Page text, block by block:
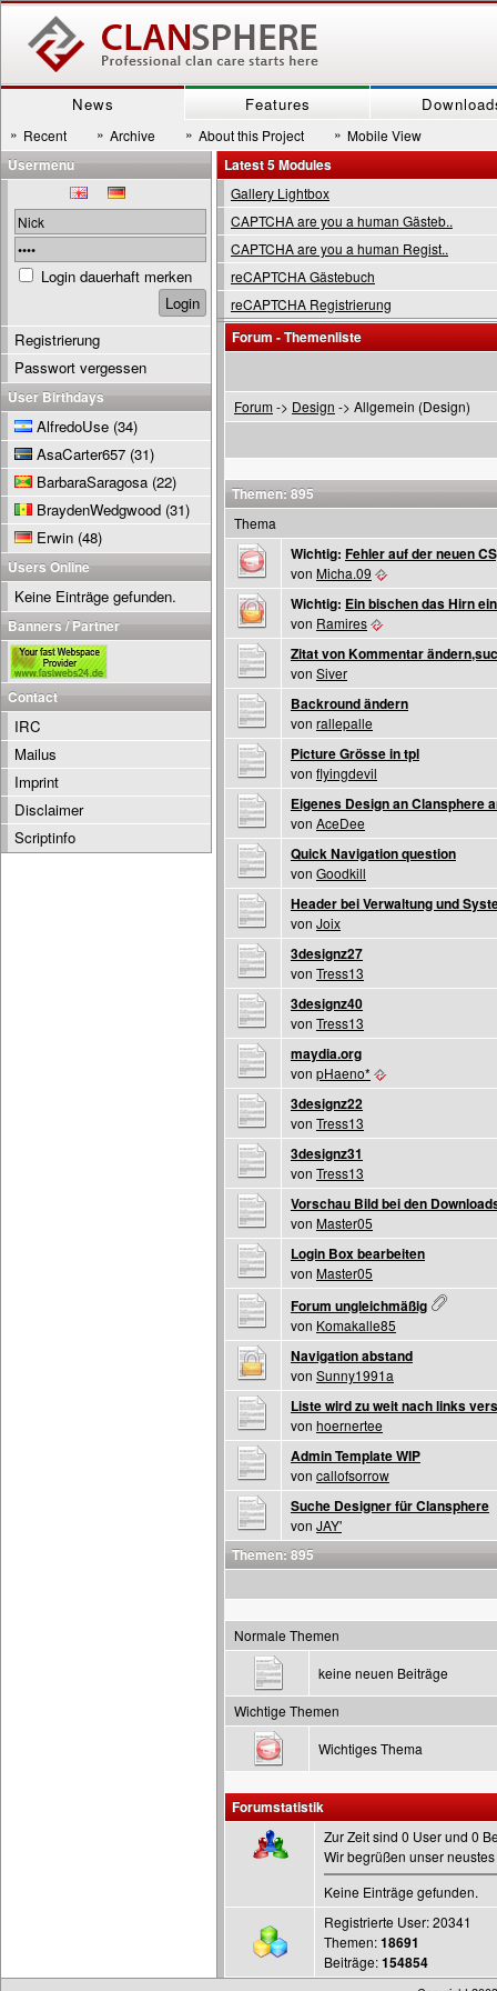
News Features
» Recent » Archive » About this Project » Mobile View
Latest 5 Modules
Gallery Lightbox
CAPTCHA are you a human Gästeb..
CAPTCHA are you a human Regist..
reCAPTCHA Gästebuch
reCAPTCHA Registrierung
Forum - Themenliste
Forum-> Design -> Allgemein (Design)
Themen: 895
Thema
Wichtig: Fehler auf der neuen
von Micha.09
Wichtig: Ein bischen das Hirn
von Ramires
Zitat von Kommentar
von Siver
Backround ändern
von rallepalle
Picture Grösse in tpl
von flyingdevil
Eigenes Design an Clansphere
von AceDee
Quick Navigation question
von Goodkill
Header bei Verwaltung und
von Joix
3designz27
von Tress13
3designz40
von Tress13
maydia.org
von pHaeno*
3designz22
von Tress13
3designz31
von Tress13
Vorschau Bild bei den
von Master05
Login Box bearbeiten
von Master05
Forum ungleichmäßig
von Komakalle85
Navigation abstand
von Sunny1991a
Liste wird zu weit nach links
von hoernertee
Admin Template WIP
von callofsorrow
Suche Designer für Clansphere
von JAY'
Themen: 895
Normale Themen
keine neuen Beiträge
Wichtige Themen
Wichtiges Thema
Forumstatistik
Zur Zeit sind 0 User und 0
Wir begrüßen unser
Keine Einträge gefunden.
Registrierte User: 20341
Themen:18691
Beiträge:154854
Usermenu
Login dauerhaft merken
Registrierung
Passwort vergessen
User Birthdays
AlfredoUse (34)
AsaCarter657 (31)
BarbaraSaragosa (22)
BraydenWedgwood (31)
Erwin (48)
Users Online
Keine Einträge gefunden.
Banners / Partner
Contact
IRC
Mailus
Imprint
Disclaimer
Scriptinfo